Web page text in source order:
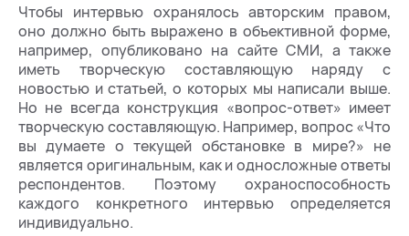
Чтобы интервью охранялось авторским правом,
оно должно быть выражено в объективной форме,
например, опубликовано на сайте СМИ, а также
иметь творческую составляющую наряду с
новостью и статьей, о которых мы написали выше.
Но не всегда конструкция «вопрос-ответ» имеет
творческую составляющую. Например, вопрос «Что
вы думаете о текущей обстановке в мире?» не
является оригинальным, как и односложные ответы
респондентов. Поэтому охраноспособность
каждого конкретного интервью определяется
индивидуально.